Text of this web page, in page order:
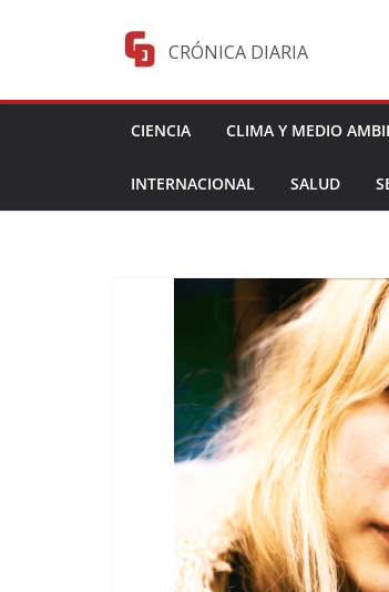
CRÓNICA DIARIA
CIENCIA CLIMA Y MEDIO
INTERNACIONAL SALUD